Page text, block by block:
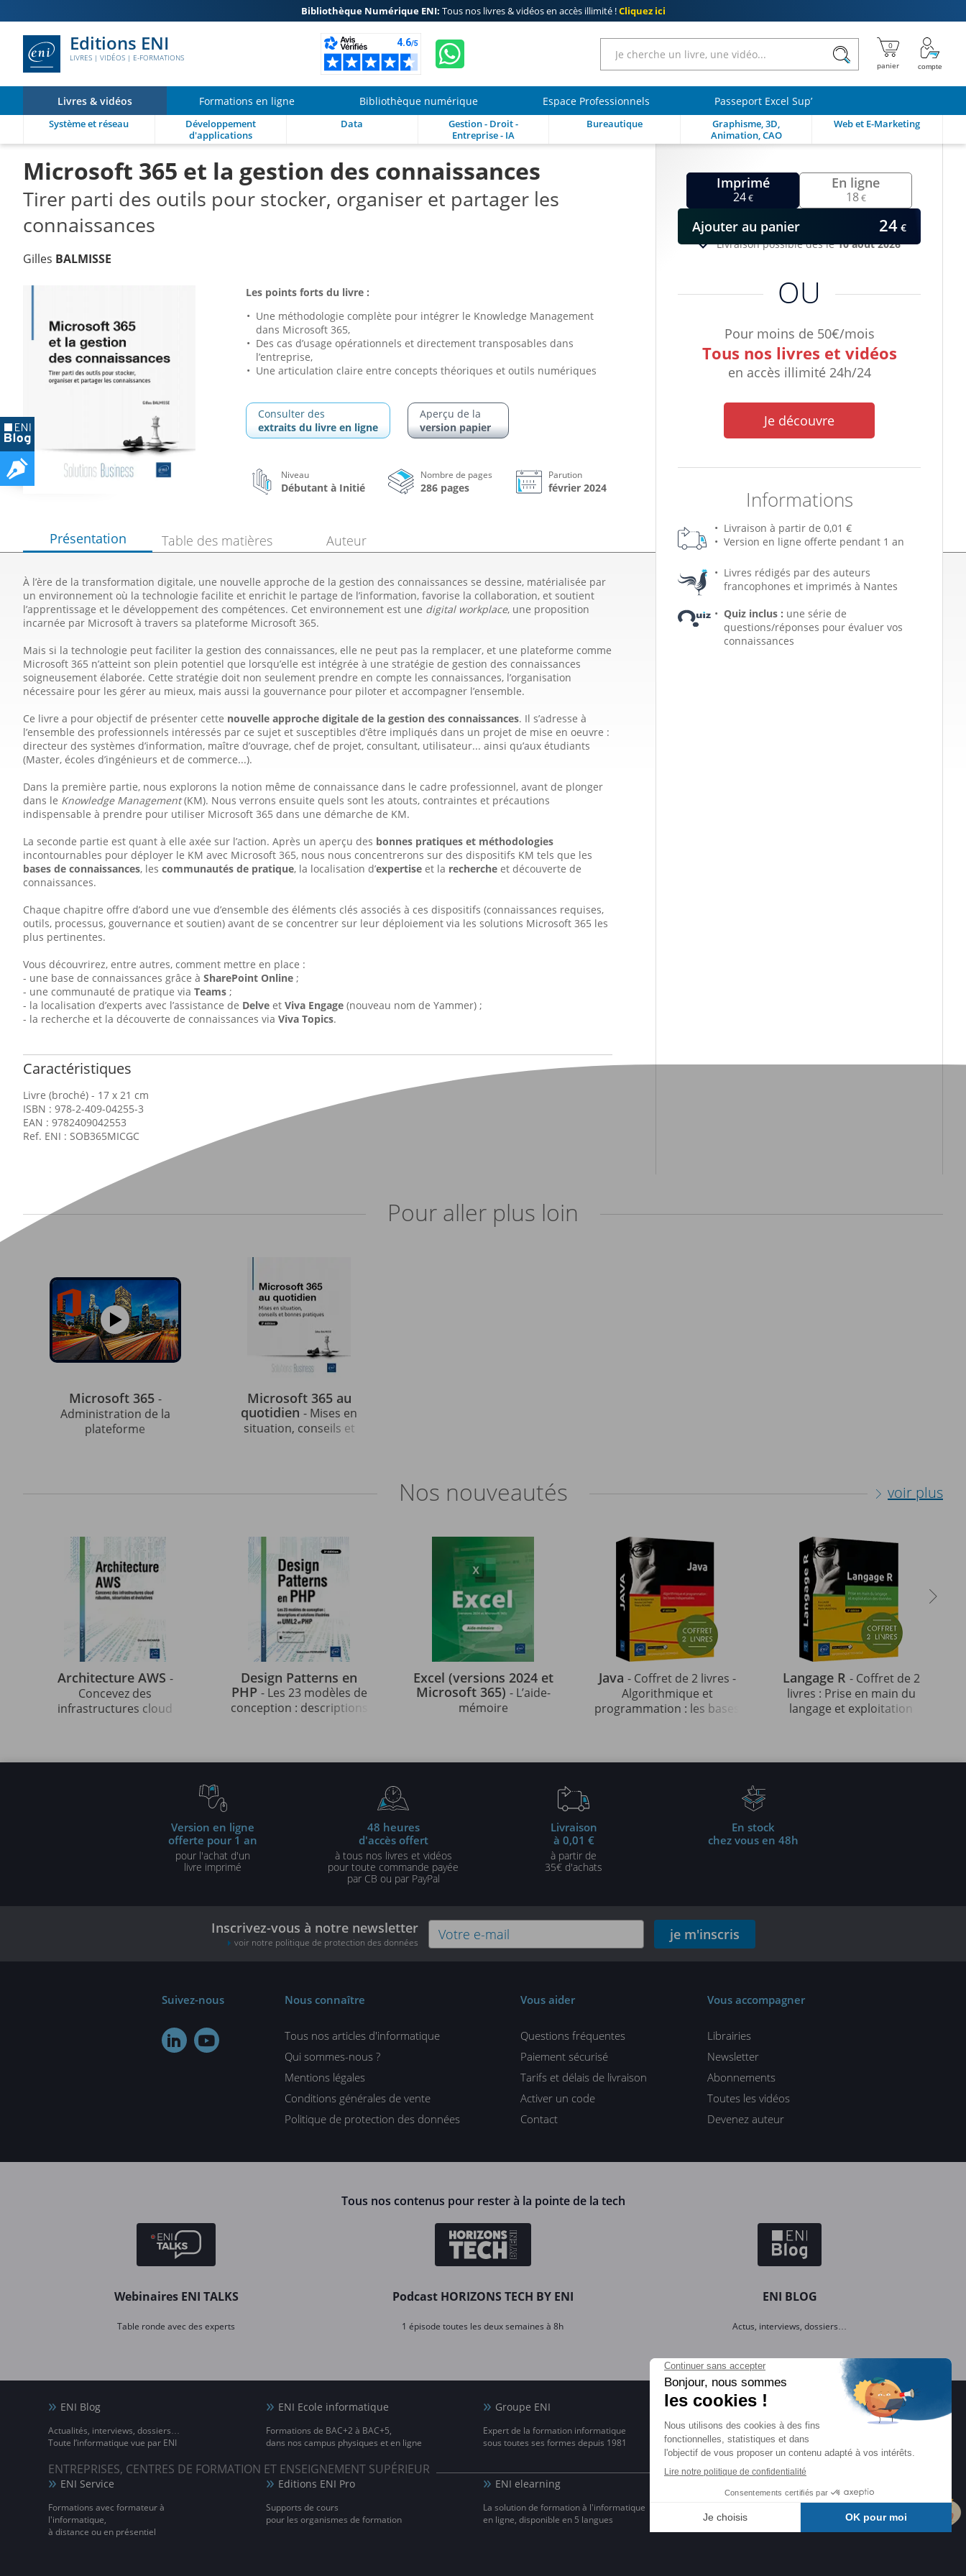
Bibliothèque Numérique ENI: Tous nos livres & vidéos en accès illimité !Cliquez ici
Editions ENI
LIVRES | VIDÉOS | E-FORMATIONS
Livres & vidéos Formations en ligne Bibliothèque numérique Espace Professionnels Passeport Excel Sup’
Système et réseau
Développement
d'applications
Data
Gestion - Droit -
Entreprise - IA
Bureautique
Graphisme, 3D,
Animation, CAO
Web et E-Marketing
Microsoft 365 et la gestion des connaissances
Tirer parti des outils pour stocker, organiser et partager les
connaissances
Gilles BALMISSE
Imprimé
24€
OU
Pour moins de 50€/mois
Tous nos livres et vidéos
en accès illimité 24h/24
Je découvre
Informations
Livraison possible dès le10 août 2026
Livraison à partir de 0,01 €
Version en ligne offerte pendant 1 an
Livres rédigés par des auteurs
francophones et imprimés à Nantes
Quiz inclus : une série de
questions/réponses pour évaluer vos
connaissances
En ligne
18€
Ajouter au panier 24 €
Les points forts du livre :
Une méthodologie complète pour intégrer le Knowledge Management
dans Microsoft 365,
Des cas d’usage opérationnels et directement transposables dans
l’entreprise,
Une articulation claire entre concepts théoriques et outils numériques
Consulter des
extraits du livre en ligne
Aperçu de la
version papier
Niveau
Débutant à Initié
Nombre de pages
286 pages
Parution
février 2024
Présentation
À l’ère de la transformation digitale, une nouvelle approche de la gestion des connaissances se dessine, matérialisée par
un environnement où la technologie facilite et enrichit le partage de l’information, favorise la collaboration, et soutient
l’apprentissage et le développement des compétences. Cet environnement est une digital workplace, une proposition
incarnée par Microsoft à travers sa plateforme Microsoft 365.
Mais si la technologie peut faciliter la gestion des connaissances, elle ne peut pas la remplacer, et une plateforme comme
Microsoft 365 n’atteint son plein potentiel que lorsqu’elle est intégrée à une stratégie de gestion des connaissances
soigneusement élaborée. Cette stratégie doit non seulement prendre en compte les connaissances, l’organisation
nécessaire pour les gérer au mieux, mais aussi la gouvernance pour piloter et accompagner l’ensemble.
Ce livre a pour objectif de présenter cette nouvelle approche digitale de la ges­tion des connaissances. Il s’adresse à
l’ensemble des professionnels intéressés par ce sujet et susceptibles d’être impliqués dans un projet de mise en oeuvre :
directeur des systèmes d’information, maître d’ouvrage, chef de projet, consultant, utilisateur... ainsi qu’aux étudiants
(Master, écoles d’ingénieurs et de commerce...).
Dans la première partie, nous explorons la notion même de connaissance dans le cadre professionnel, avant de plonger
dans le Knowledge Management(KM). Nous verrons ensuite quels sont les atouts, contraintes et précautions
indispensable à prendre pour utiliser Microsoft 365 dans une démarche de KM.
La seconde partie est quant à elle axée sur l’action. Après un aperçu des bonnes pratiques et méthodologies
incontournables pour déployer le KM avec Microsoft 365, nous nous concentrerons sur des dispositifs KM tels que les
bases de connais­sances, les communautés de pratique, la localisation d’expertise et la recherche et découverte de
connaissances.
Chaque chapitre offre d’abord une vue d’ensemble des éléments clés associés à ces dispositifs (connaissances requises,
outils, processus, gouvernance et soutien) avant de se concentrer sur leur déploiement via les solutions Microsoft 365 les
plus pertinentes.
Vous découvrirez, entre autres, comment mettre en place :
- une base de connaissances grâce à SharePoint Online ;
- une communauté de pratique via Teams ;
- la localisation d’experts avec l’assistance de Delve et Viva Engage (nouveau nom de Yammer) ;
- la recherche et la découverte de connaissances via Viva Topics.
Caractéristiques
Livre (broché) - 17 x 21 cm
ISBN : 978-2-409-04255-3
EAN : 9782409042553
Ref. ENI : SOB365MICGC
Table des matières Auteur
Pour aller plus loin
Microsoft 365 -
Administration de la
plateforme
Microsoft 365 au
quotidien - Mises en
situation, conseils et
Nos nouveautés voir plus
Architecture AWS -
Concevez des
infrastructures cloud
Design Patterns en
PHP - Les 23 modèles de
conception : descriptions
Excel (versions 2024 et
Microsoft 365) - L’aide-
mémoire
Java - Coffret de 2 livres -
Algorithmique et
programmation : les bases
Langage R - Coffret de 2
livres : Prise en main du
langage et exploitation
Version en ligne
offerte pour 1 an
pour l'achat d'un
livre imprimé
48 heures
d'accès offert
à tous nos livres et vidéos
pour toute commande payée
par CB ou par PayPal
Livraison
à 0,01 €
à partir de
35€ d'achats
En stock
chez vous en 48h
Inscrivez-vous à notre newsletter
voir notre politique de protection des données je m'inscris
Suivez-nous
 
Nous connaître
Tous nos articles d'informatique
Qui sommes-nous ?
Mentions légales
Conditions générales de vente
Politique de protection des données
Vous aider
Questions fréquentes
Paiement sécurisé
Tarifs et délais de livraison
Activer un code
Contact
Vous accompagner
Librairies
Newsletter
Abonnements
Toutes les vidéos
Devenez auteur
Tous nos contenus pour rester à la pointe de la tech
Webinaires ENI TALKS
Table ronde avec des experts
Podcast HORIZONS TECH BY ENI
1 épisode toutes les deux semaines à 8h
ENI BLOG
Actus, interviews, dossiers…
ENI Blog
Actualités, interviews, dossiers…
Toute l’informatique vue par ENI
ENI Ecole informatique
Formations de BAC+2 à BAC+5,
dans nos campus physiques et en ligne
Groupe ENI
Expert de la formation informatique
sous toutes ses formes depuis 1981
ENTREPRISES, CENTRES DE FORMATION ET ENSEIGNEMENT SUPÉRIEUR
ENI Service
Formations avec formateur à
l'informatique,
à distance ou en présentiel
Editions ENI Pro
Supports de cours
pour les organismes de formation
ENI elearning
La solution de formation à l'informatique
en ligne, disponible en 5 langues
éligibles CPF et reconnues par l'État